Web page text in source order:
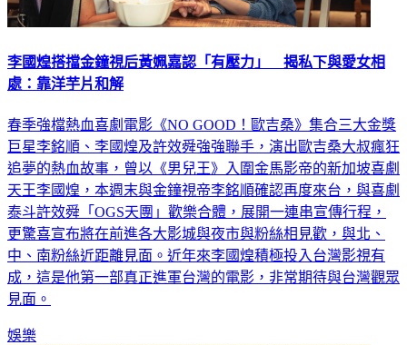
李國煌搭擋金鐘視后黃姵嘉認「有壓力」 揭私下與愛女相
處：靠洋芋片和解
春季強檔熱血喜劇電影《NO GOOD！歐吉桑》集合三大金獎
巨星李銘順、李國煌及許效舜強強聯手，演出歐吉桑大叔瘋狂
追夢的熱血故事，曾以《男兒王》入圍金馬影帝的新加坡喜劇
天王李國煌，本週末與金鐘視帝李銘順確認再度來台，與喜劇
泰斗許效舜「OGS天團」歡樂合體，展開一連串宣傳行程，
更驚喜宣布將在前進各大影城與夜市與粉絲相見歡，與北、
中、南粉絲近距離見面。近年來李國煌積極投入台灣影視有
成，這是他第一部真正進軍台灣的電影，非常期待與台灣觀眾
見面。
娛樂